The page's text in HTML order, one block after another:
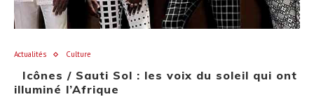
Actualités Culture
Icônes / Sauti Sol : les voix du soleil qui ont
illuminé l’Afrique